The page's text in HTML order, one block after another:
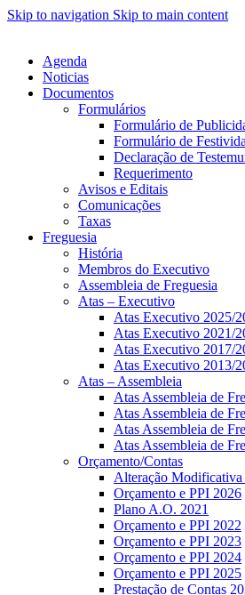
Skip to navigation Skip to main content
Agenda
Noticias
Documentos
Formulários
Formulário de
Formulário de
Declaração de
Requerimento
Avisos e Editais
Comunicações
Taxas
Freguesia
História
Membros do Executivo
Assembleia de Freguesia
Atas – Executivo
Atas Executivo 2025/
Atas Executivo 2021/
Atas Executivo 2017/
Atas Executivo 2013/
Atas – Assembleia
Atas Assembleia de
Atas Assembleia de
Atas Assembleia de
Atas Assembleia de
Orçamento/Contas
Alteração Modificativa
Orçamento e PPI 2026
Plano A.O. 2021
Orçamento e PPI 2022
Orçamento e PPI 2023
Orçamento e PPI 2024
Orçamento e PPI 2025
Prestação de Contas